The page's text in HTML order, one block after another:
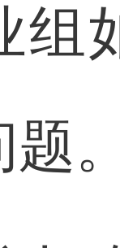
组
题